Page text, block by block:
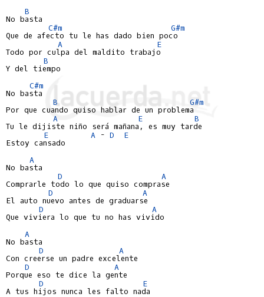
B
No basta
C#m
G#m
Que de afecto tu le has dado bien poco
A
E
Todo por culpa del maldito trabajo
B
Y del tiempo
C#m
No basta
B
G#m
Por que cuando quiso hablar de un problema
A
E
B
Tu le dijiste niño será mañana, es muy tarde
E
A - D
E
Estoy cansado
A
No basta
D
A
Comprarle todo lo que quiso comprase
D
A
El auto nuevo antes de graduarse
D
A
Que viviera lo que tu no has vivido
A
No basta
D
A
Con creerse un padre excelente
D
A
Porque eso te dice la gente
D
E
A tus hijos nunca les falto nada